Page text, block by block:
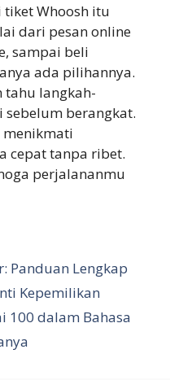
Whoosh itu
dari pesan online
sampai beli
ada pilihannya.
tahu langkah-
berangkat.
menikmati
cepat tanpa ribet.
perjalananmu
Panduan Lengkap
Kepemilikan
100 dalam Bahasa